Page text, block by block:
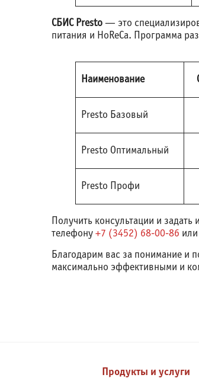
СБИС Presto — это
питания и HoReCa. Программа
Наименование
Presto Базовый
Presto Оптимальный
Presto Профи
Получить консультации и
телефону +7 (3452) 68-00-86 или
Благодарим вас за понимание и
максимально эффективными и
Продукты и услуги